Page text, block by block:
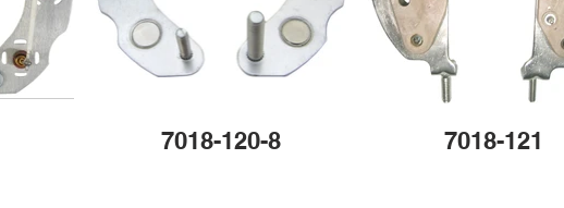
7018-120-8 7018-121